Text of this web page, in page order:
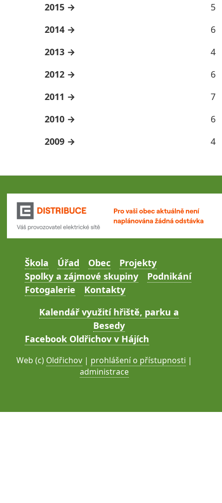
2015
5
2014
6
2013
4
2012
6
2011
7
2010
6
2009
4
Škola Úřad Obec
Projekty
Spolky a zájmové skupiny
Podnikání
Fotogalerie
Kontakty
Kalendář využití hřiště, parku a
Besedy
Facebook Oldřichov v Hájích
Web (c) Oldřichov | prohlášení o přístupnosti |
administrace